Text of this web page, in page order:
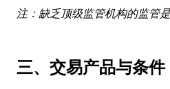
注：缺乏顶级监管机构的监管
三、交易产品与条件